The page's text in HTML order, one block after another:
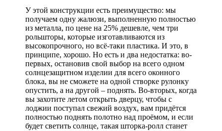
У этой конструкции есть преимущество: мы
получаем одну жалюзи, выполненную полностью
из металла, по цене на 25% дешевле, чем три
рольшторы, которые изготавливаются из
высокопрочного, но всё-таки пластика. И это, в
принципе, хорошо. Но есть и два недостатка: во-
первых, остановив свой выбор на всего одном
солнцезащитном изделии для всего оконного
блока, вы не сможете на одной створке рулонку
опустить, а на другой – поднять. Во-вторых, когда
вы захотите летом открыть дверцу, чтобы с
лоджии поступал свежий воздух, вам придётся
полностью поднять полотно над проёмом, и если
будет светить солнце, такая шторка-ролл станет